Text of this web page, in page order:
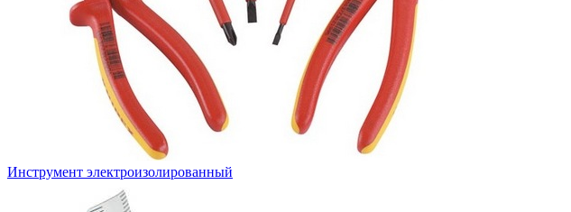
Инструмент электроизолированный